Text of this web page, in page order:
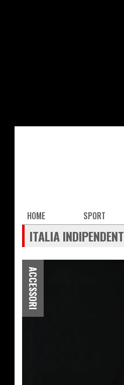
Main
navigation
HOME SPORT
ITALIA INDIPENDENT
ACCESSORI